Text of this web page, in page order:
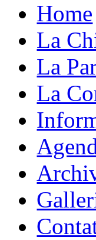
Home
La
La
La